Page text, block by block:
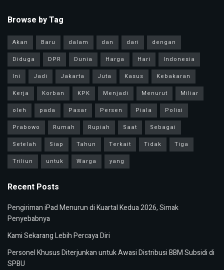
Browse by Tag
Akan Baru dalam dan dari
dengan
Diduga
DPR Dunia Harga Hari
Indonesia
Ini
Jadi Jakarta Juta Kasus
Kebakaran
Kerja
Korban KPK Menjadi Menurut
Miliar
oleh
pada Pasar Persen Piala
Polisi
Prabowo
Rumah Rupiah Saat
Sebagai
Setelah
Siap Tahun Terkait Tidak
Tiga
Triliun
untuk Warga yang
Recent Posts
Pengiriman iPad Menurun di Kuartal Kedua 2026, Simak
Penyebabnya
Kami Sekarang Lebih Percaya Diri
Personel Khusus Diterjunkan untuk Awasi Distribusi BBM Subsidi di
SPBU